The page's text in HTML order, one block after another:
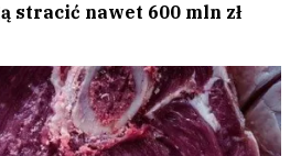
stracić nawet 600 mln zł